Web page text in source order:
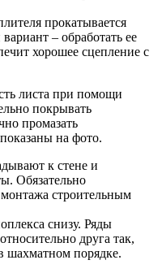
прокатывается
– обработать ее
хорошее сцепление с
листа при помощи
покрывать
промазать
на фото.
к стене и
Обязательно
строительным
снизу. Ряды
друга так,
шахматном порядке.